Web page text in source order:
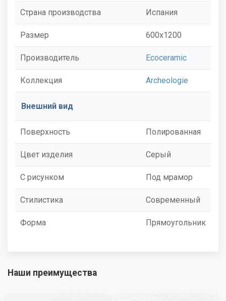
Страна производства Испания
Размер 600x1200
Производитель Ecoceramic
Коллекция Archeologie
Внешний вид
Поверхность Полированная
Цвет изделия Серый
С рисунком Под мрамор
Стилистика Современный
Форма Прямоугольник
Наши преимущества